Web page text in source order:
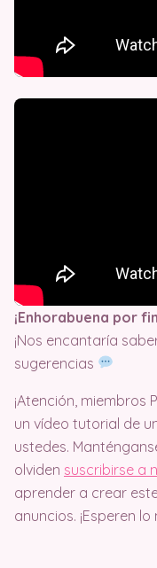
¡Enhorabuena por
¡Nos encantaría
sugerencias
¡Atención, miembros
un vídeo tutorial de
ustedes.
olviden suscribirse a
aprender a crear
anuncios. ¡Esperen